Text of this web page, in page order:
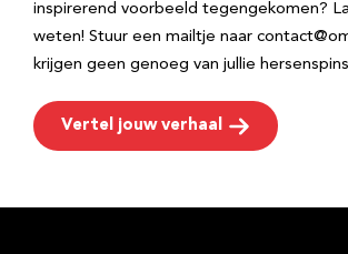
inspirerend voorbeeld tegengekomen?
weten! Stuur een mailtje naar
krijgen geen genoeg van jullie
Vertel jouw verhaal